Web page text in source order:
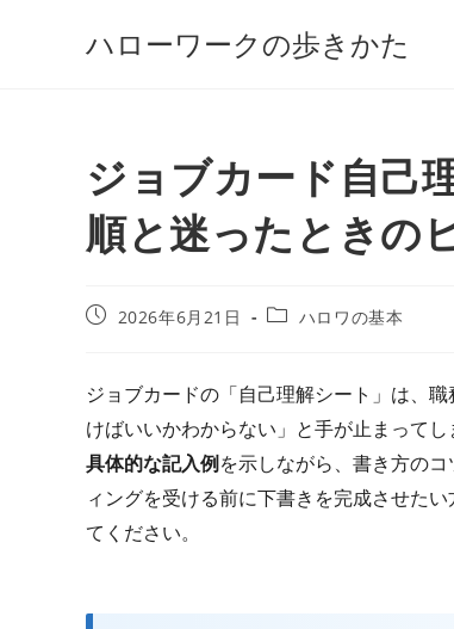
ハローワークの歩きかた
ジョブカード自己
順と迷ったときの
投
開
日:
2026年6月21日
投
テ
ゴ
リ
ー:
ハロワの基本
ジョブカードの「自己理解シート」は、
けばいいかわからない」と手が止まって
具体的な記入例を示しながら、書き方の
ィングを受ける前に下書きを完成させた
てください。